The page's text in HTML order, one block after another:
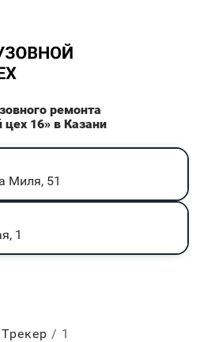
ремонта
цех 16» в Казани
Миля, 51
1
Трекер 1